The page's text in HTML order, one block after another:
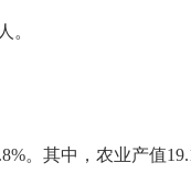
。
。其中，农业产值